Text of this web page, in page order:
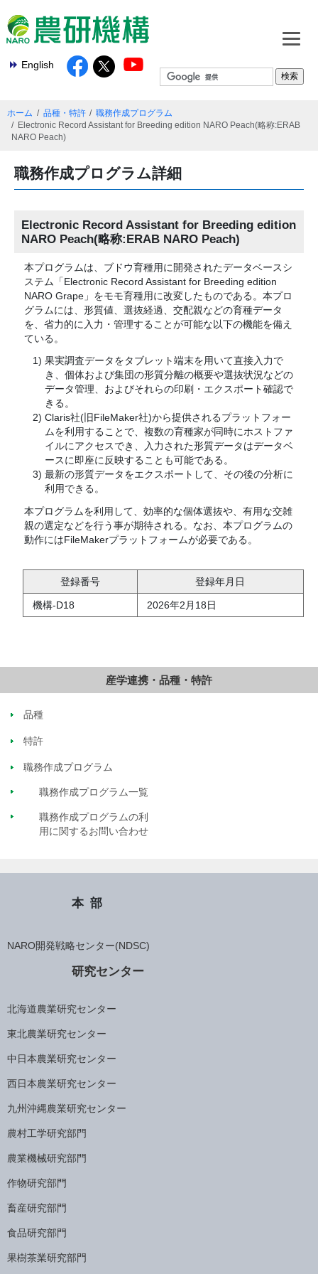
English
ホーム 品種・特許
職務作成プログラム
Electronic Record Assistant for Breeding edition NARO Peach(略称:ERAB
NARO Peach)
職務作成プログラム詳細
Electronic Record Assistant for Breeding edition
NARO Peach(略称:ERAB NARO Peach)
本プログラムは、ブドウ育種用に開発されたデータベースシ
ステム「Electronic Record Assistant for Breeding edition
NARO Grape」をモモ育種用に改変したものである。本プロ
グラムには、形質値、選抜経過、交配親などの育種データ
を、省力的に入力・管理することが可能な以下の機能を備え
ている。
果実調査データをタブレット端末を用いて直接入力で
き、個体および集団の形質分離の概要や選抜状況などの
データ管理、およびそれらの印刷・エクスポート確認で
きる。
Claris社(旧FileMaker社)から提供されるプラットフォー
ムを利用することで、複数の育種家が同時にホストファ
イルにアクセスでき、入力された形質データはデータベ
ースに即座に反映することも可能である。
最新の形質データをエクスポートして、その後の分析に
利用できる。
本プログラムを利用して、効率的な個体選抜や、有用な交雑
親の選定などを行う事が期待される。なお、本プログラムの
動作にはFileMakerプラットフォームが必要である。
登録番号 登録年月日
機構-D18 2026年2月18日
産学連携・品種・特許
品種
特許
職務作成プログラム
職務作成プログラム一覧
職務作成プログラムの利
用に関するお問い合わせ
本部
NARO開発戦略センター(NDSC)
研究センター
北海道農業研究センター
東北農業研究センター
中日本農業研究センター
西日本農業研究センター
九州沖縄農業研究センター
農村工学研究部門
農業機械研究部門
作物研究部門
畜産研究部門
食品研究部門
果樹茶業研究部門